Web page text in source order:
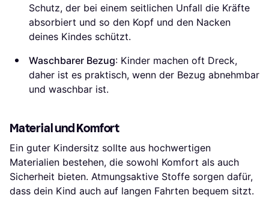
Schutz, der bei einem seitlichen Unfall die Kräfte
absorbiert und so den Kopf und den Nacken
deines Kindes schützt.
Waschbarer Bezug: Kinder machen oft Dreck,
daher ist es praktisch, wenn der Bezug abnehmbar
und waschbar ist.
Material und Komfort
Ein guter Kindersitz sollte aus hochwertigen
Materialien bestehen, die sowohl Komfort als auch
Sicherheit bieten. Atmungsaktive Stoffe sorgen dafür,
dass dein Kind auch auf langen Fahrten bequem sitzt.